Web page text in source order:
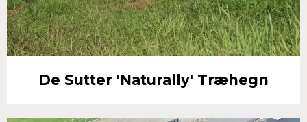
De Sutter 'Naturally' Træhegn